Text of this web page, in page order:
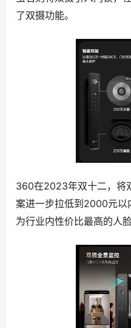
了双摄功能。
360在2023年双十二，将
案进一步拉低到2000元以
为行业内性价比最高的人